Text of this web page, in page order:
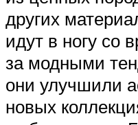
других
идут в ногу со
за модными
они улучшили
новых